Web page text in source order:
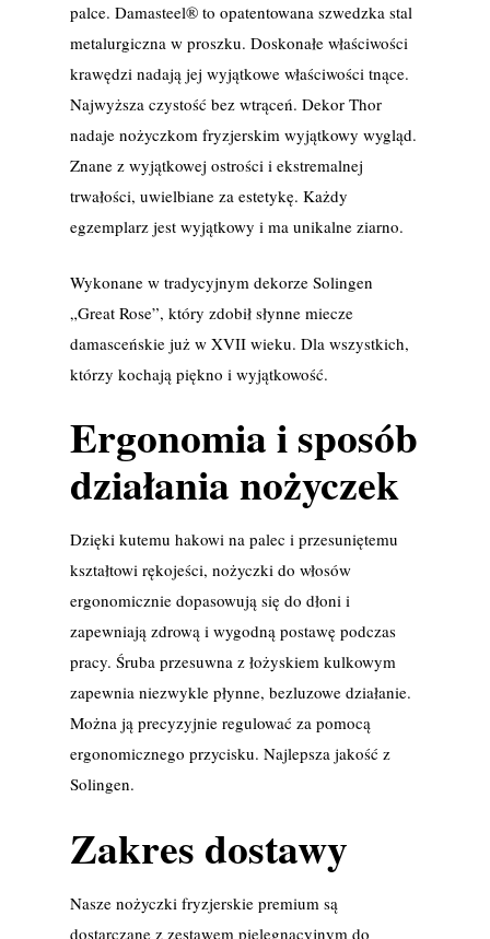
palce. Damasteel® to opatentowana szwedzka stal
metalurgiczna w proszku. Doskonałe właściwości
krawędzi nadają jej wyjątkowe właściwości tnące.
Najwyższa czystość bez wtrąceń. Dekor Thor
nadaje nożyczkom fryzjerskim wyjątkowy wygląd.
Znane z wyjątkowej ostrości i ekstremalnej
trwałości, uwielbiane za estetykę. Każdy
egzemplarz jest wyjątkowy i ma unikalne ziarno.
Wykonane w tradycyjnym dekorze Solingen
„Great Rose”, który zdobił słynne miecze
damasceńskie już w XVII wieku. Dla wszystkich,
którzy kochają piękno i wyjątkowość.
Ergonomia i sposób
działania nożyczek
Dzięki kutemu hakowi na palec i przesuniętemu
kształtowi rękojeści, nożyczki do włosów
ergonomicznie dopasowują się do dłoni i
zapewniają zdrową i wygodną postawę podczas
pracy. Śruba przesuwna z łożyskiem kulkowym
zapewnia niezwykle płynne, bezluzowe działanie.
Można ją precyzyjnie regulować za pomocą
ergonomicznego przycisku. Najlepsza jakość z
Solingen.
Zakres dostawy
Nasze nożyczki fryzjerskie premium są
dostarczane z zestawem pielęgnacyjnym do